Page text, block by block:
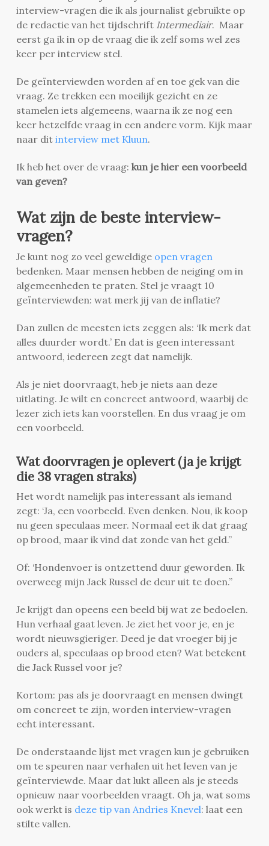
interview-vragen die ik als journalist gebruikte op
de redactie van het tijdschrift Intermediair. Maar
eerst ga ik in op de vraag die ik zelf soms wel zes
keer per interview stel.
De geïnterviewden worden af en toe gek van die
vraag. Ze trekken een moeilijk gezicht en ze
stamelen iets algemeens, waarna ik ze nog een
keer hetzelfde vraag in een andere vorm. Kijk maar
naar dit interview met Kluun.
Ik heb het over de vraag: kun je hier een voorbeeld
van geven?
Wat zijn de beste interview-
vragen?
Je kunt nog zo veel geweldige open vragen
bedenken. Maar mensen hebben de neiging om in
algemeenheden te praten. Stel je vraagt 10
geïnterviewden: wat merk jij van de inflatie?
Dan zullen de meesten iets zeggen als: ‘Ik merk dat
alles duurder wordt.’ En dat is geen interessant
antwoord, iedereen zegt dat namelijk.
Als je niet doorvraagt, heb je niets aan deze
uitlating. Je wilt en concreet antwoord, waarbij de
lezer zich iets kan voorstellen. En dus vraag je om
een voorbeeld.
Wat doorvragen je oplevert (ja je krijgt
die 38 vragen straks)
Het wordt namelijk pas interessant als iemand
zegt: ‘Ja, een voorbeeld. Even denken. Nou, ik koop
nu geen speculaas meer. Normaal eet ik dat graag
op brood, maar ik vind dat zonde van het geld.”
Of: ‘Hondenvoer is ontzettend duur geworden. Ik
overweeg mijn Jack Russel de deur uit te doen.”
Je krijgt dan opeens een beeld bij wat ze bedoelen.
Hun verhaal gaat leven. Je ziet het voor je, en je
wordt nieuwsgieriger. Deed je dat vroeger bij je
ouders al, speculaas op brood eten? Wat betekent
die Jack Russel voor je?
Kortom: pas als je doorvraagt en mensen dwingt
om concreet te zijn, worden interview-vragen
echt interessant.
De onderstaande lijst met vragen kun je gebruiken
om te speuren naar verhalen uit het leven van je
geïnterviewde. Maar dat lukt alleen als je steeds
opnieuw naar voorbeelden vraagt. Oh ja, wat soms
ook werkt is deze tip van Andries Knevel: laat een
stilte vallen.